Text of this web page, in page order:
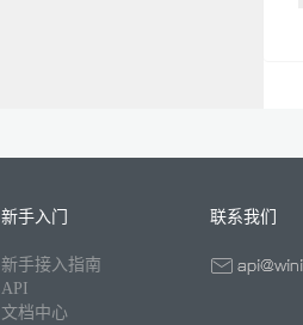
新手入门
新手接入指南
API
文档中心
联系我们